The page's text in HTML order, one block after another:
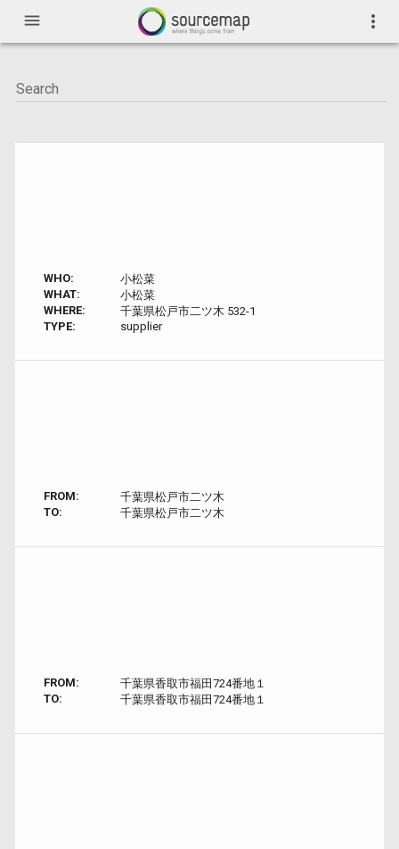
menu more_vert
WHO:
小松菜
WHAT:
小松菜
WHERE:
千葉県松戸市二ツ木 532-1
TYPE:
supplier
FROM:
千葉県松戸市二ツ木
TO:
千葉県松戸市二ツ木
FROM:
千葉県香取市福田724番地１
TO:
千葉県香取市福田724番地１